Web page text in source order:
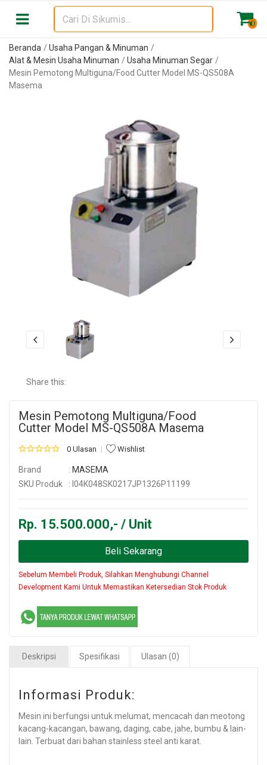
0
Beranda
Usaha Pangan & Minuman
Alat & Mesin Usaha Minuman
Usaha Minuman Segar
Mesin Pemotong Multiguna/Food Cutter Model MS-QS508A
Masema
Share this:
Mesin Pemotong Multiguna/Food
Cutter Model MS-QS508A Masema
0 Ulasan Wishlist
Brand : MASEMA
SKU Produk
: I04K048SK0217JP1326P11199
Rp. 15.500.000,- / Unit
Beli Sekarang
Sebelum Membeli Produk, Silahkan Menghubungi Channel
Development Kami Untuk Memastikan Ketersedian Stok Produk
Deskripsi Spesifikasi Ulasan (0)
Informasi Produk:
Mesin ini berfungsi untuk melumat, mencacah dan meotong
kacang-kacangan, bawang, daging, cabe, jahe, bumbu & lain-
lain. Terbuat dari bahan stainless steel anti karat.